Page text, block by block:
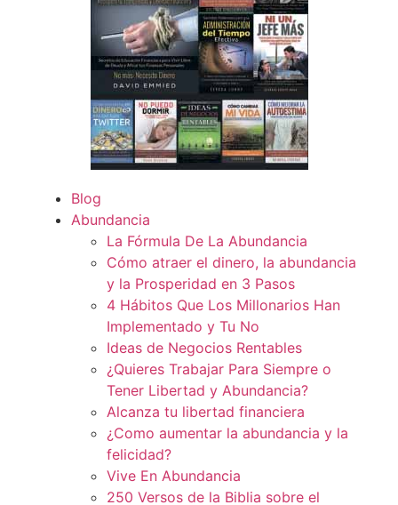
Blog
Abundancia
La Fórmula De La Abundancia
Cómo atraer el dinero, la abundancia
y la Prosperidad en 3 Pasos
4 Hábitos Que Los Millonarios Han
Implementado y Tu No
Ideas de Negocios Rentables
¿Quieres Trabajar Para Siempre o
Tener Libertad y Abundancia?
Alcanza tu libertad financiera
¿Como aumentar la abundancia y la
felicidad?
Vive En Abundancia
250 Versos de la Biblia sobre el